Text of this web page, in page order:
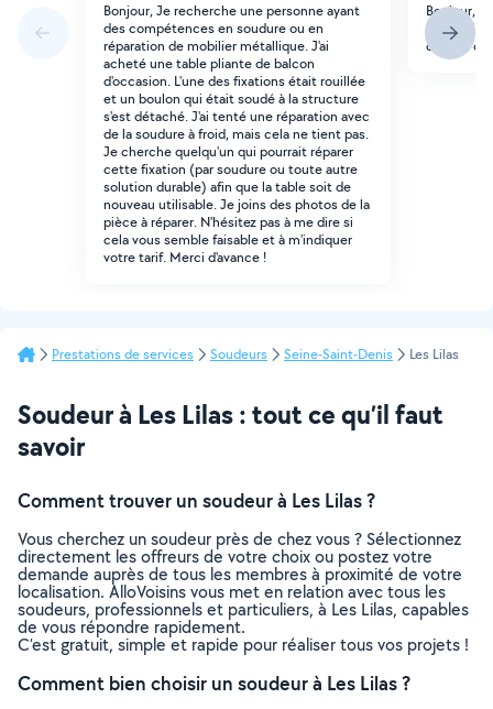
Bonjour, Je recherche une personne ayant
des compétences en soudure ou en
réparation de mobilier métallique. J'ai
acheté une table pliante de balcon
d'occasion. L'une des fixations était rouillée
et un boulon qui était soudé à la structure
s'est détaché. J'ai tenté une réparation avec
de la soudure à froid, mais cela ne tient pas.
Je cherche quelqu'un qui pourrait réparer
cette fixation (par soudure ou toute autre
solution durable) afin que la table soit de
nouveau utilisable. Je joins des photos de la
pièce à réparer. N'hésitez pas à me dire si
cela vous semble faisable et à m'indiquer
votre tarif. Merci d'avance !
Bonjour,
ressouder
canapé
Prestations de services Soudeurs Seine-Saint-Denis Les Lilas
Soudeur à Les Lilas : tout ce qu’il faut
savoir
Comment trouver un soudeur à Les Lilas ?
Vous cherchez un soudeur près de chez vous ? Sélectionnez
directement les offreurs de votre choix ou postez votre
demande auprès de tous les membres à proximité de votre
localisation. AlloVoisins vous met en relation avec tous les
soudeurs, professionnels et particuliers, à Les Lilas, capables
de vous répondre rapidement.
C’est gratuit, simple et rapide pour réaliser tous vos projets !
Comment bien choisir un soudeur à Les Lilas ?